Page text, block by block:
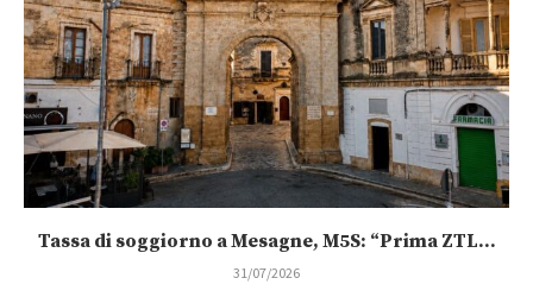
Tassa di soggiorno a Mesagne, M5S: “Prima ZTL...
31/07/2026